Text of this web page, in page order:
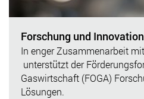
Forschung und Innovation
In enger Zusammenarbeit
unterstützt der
Gaswirtschaft (FOGA)
Lösungen.